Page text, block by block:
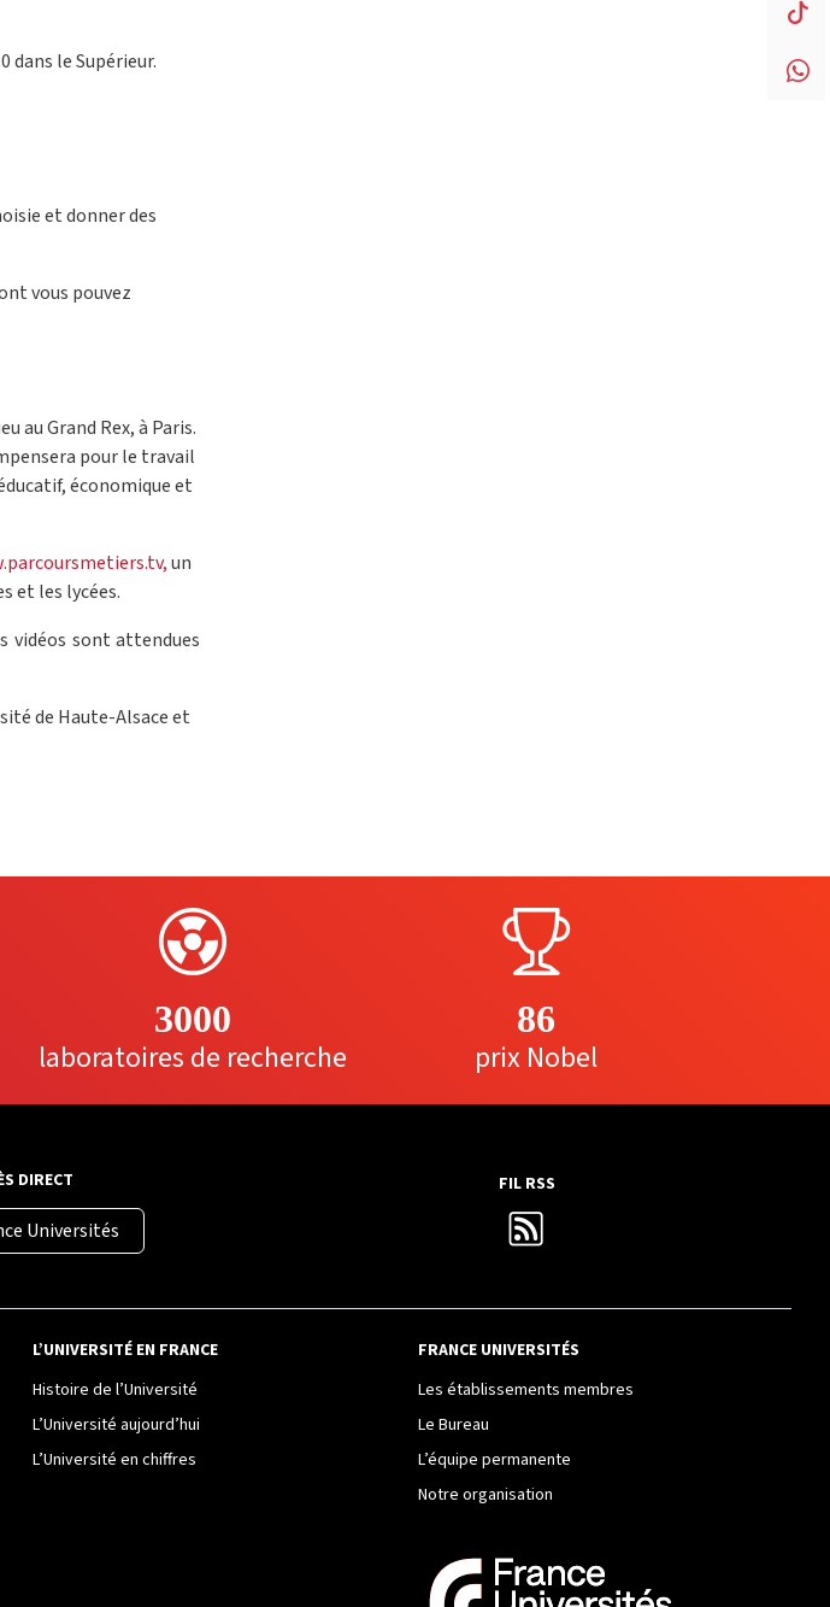
dans le Supérieur.
et donner des
vous pouvez
au Grand Rex, à Paris.
pour le travail
économique et
un
et les lycées.
vidéos sont attendues
de Haute-Alsace et
3000
laboratoires de recherche
86
prix Nobel
DIRECT
Universités
FIL RSS
L’UNIVERSITÉ EN FRANCE
Histoire de l’Université
L’Université aujourd’hui
L’Université en chiffres
FRANCE UNIVERSITÉS
Les établissements membres
Le Bureau
L’équipe permanente
Notre organisation